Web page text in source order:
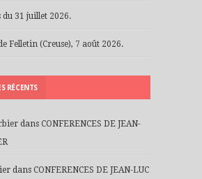
du 31 juillet 2026.
Felletin (Creuse), 7 août 2026.
RÉCENTS
dans CONFERENCES DE JEAN-
dans CONFERENCES DE JEAN-LUC